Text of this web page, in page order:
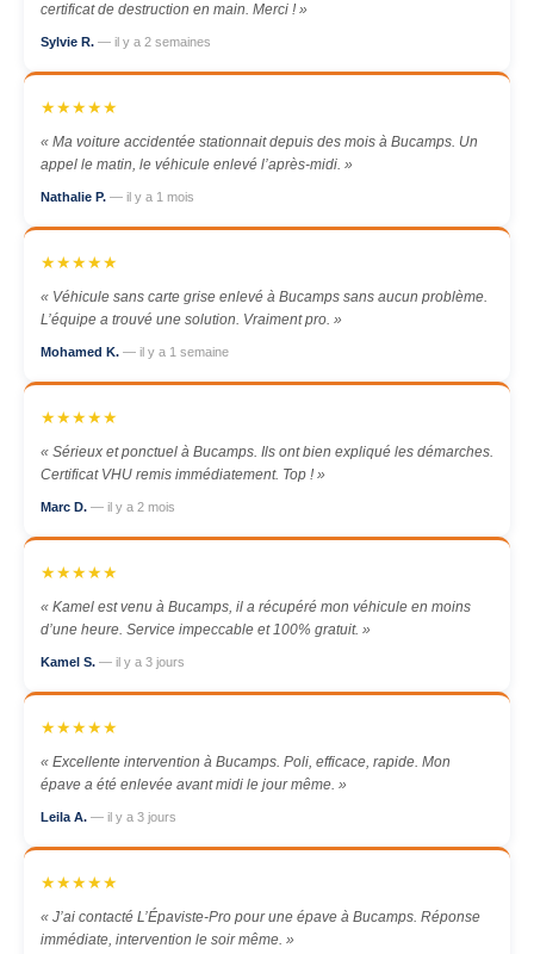
certificat de destruction en main. Merci ! »
Sylvie R. — il y a 2 semaines
★★★★★
« Ma voiture accidentée stationnait depuis des mois à Bucamps. Un
appel le matin, le véhicule enlevé l’après-midi. »
Nathalie P. — il y a 1 mois
★★★★★
« Véhicule sans carte grise enlevé à Bucamps sans aucun problème.
L’équipe a trouvé une solution. Vraiment pro. »
Mohamed K. — il y a 1 semaine
★★★★★
« Sérieux et ponctuel à Bucamps. Ils ont bien expliqué les démarches.
Certificat VHU remis immédiatement. Top ! »
Marc D. — il y a 2 mois
★★★★★
« Kamel est venu à Bucamps, il a récupéré mon véhicule en moins
d’une heure. Service impeccable et 100% gratuit. »
Kamel S. — il y a 3 jours
★★★★★
« Excellente intervention à Bucamps. Poli, efficace, rapide. Mon
épave a été enlevée avant midi le jour même. »
Leila A. — il y a 3 jours
★★★★★
« J’ai contacté L’Épaviste-Pro pour une épave à Bucamps. Réponse
immédiate, intervention le soir même. »